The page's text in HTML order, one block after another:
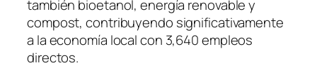
también bioetanol, energía renovable y
compost, contribuyendo significativamente
a la economía local con 3,640 empleos
directos.